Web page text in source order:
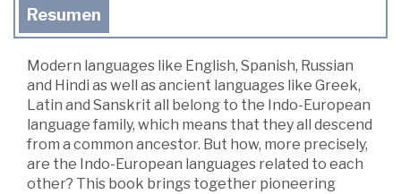
Resumen
Modern languages like English, Spanish, Russian
and Hindi as well as ancient languages like Greek,
Latin and Sanskrit all belong to the Indo-European
language family, which means that they all descend
from a common ancestor. But how, more precisely,
are the Indo-European languages related to each
other? This book brings together pioneering